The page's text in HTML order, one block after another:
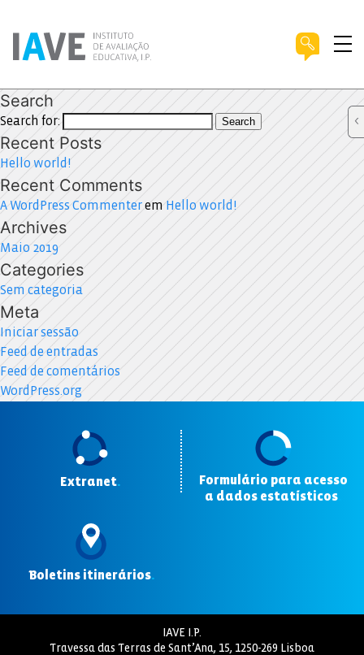
Search
Search for: Search
Recent Posts
Hello world!
Recent Comments
A WordPress Commenterem Hello world!
Archives
Maio 2019
Categories
Sem categoria
Meta
Iniciar sessão
Feed de entradas
Feed de comentários
WordPress.org
Extranet.
Formulário para acesso
a dados estatísticos
Boletins itinerários.
IAVE I.P.
Travessa das Terras de Sant’Ana, 15, 1250-269 Lisboa